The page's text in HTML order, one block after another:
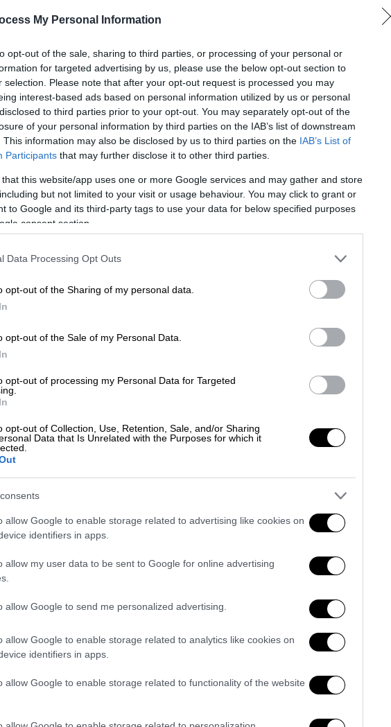
My Personal Information
opt-out of the sale, sharing to third parties, or processing of your personal or
for targeted advertising by us, please use the below opt-out section to
selection. Please note that after your opt-out request is processed you may
interest-based ads based on personal information utilized by us or personal
to third parties prior to your opt-out. You may separately opt-out of the
of your personal information by third parties on the IAB’s list of downstream
This information may also be disclosed by us to third parties on the IAB’s List of
Participants that may further disclose it to other third parties.
that this website/app uses one or more Google services and may gather and store
but not limited to your visit or usage behaviour. You may click to grant or
to Google and its third-party tags to use your data for below specified purposes
consent section.
Data Processing Opt Outs
opt-out of the Sharing of my personal data.
opt-out of the Sale of my Personal Data.
opt-out of processing my Personal Data for Targeted
opt-out of Collection, Use, Retention, Sale, and/or Sharing
Data that Is Unrelated with the Purposes for which it
allow Google to enable storage related to advertising like cookies on
identifiers in apps.
allow my user data to be sent to Google for online advertising
allow Google to send me personalized advertising.
allow Google to enable storage related to analytics like cookies on
identifiers in apps.
allow Google to enable storage related to functionality of the website
το ΕΘΝΟΣ στη Google
δόνησης»αποδίδει ο
ατμοσφαιρική δόνηση
ηλεκτρικής ενέργειας (όπως αυτές των
πάνω σε αυτά τα
μέσα κοινωνικής δικτύωσης.
σπάνιο ατμοσφαιρικό φαινόμενο
και μετρό
τηςθερμοκρασίας— για παράδειγμα,
δημιουργούνται
Αυτές οιθερμικές μεταβολές
μέσω δύο κυρίως μηχανισμών. Αρχικά
μέταλλο των καλωδίων διαστέλλεται ή